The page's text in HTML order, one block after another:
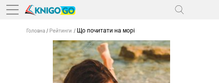
Головна Рейтинги Що почитати на морі